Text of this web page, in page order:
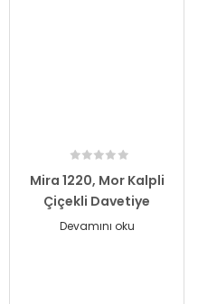
Mira 1220, Mor Kalpli
Çiçekli Davetiye
Devamını oku